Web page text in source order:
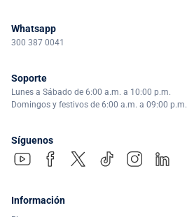
Whatsapp
300 387 0041
Soporte
Lunes a Sábado de 6:00 a.m. a 10:00 p.m.
Domingos y festivos de 6:00 a.m. a 09:00 p.m.
Síguenos
Información